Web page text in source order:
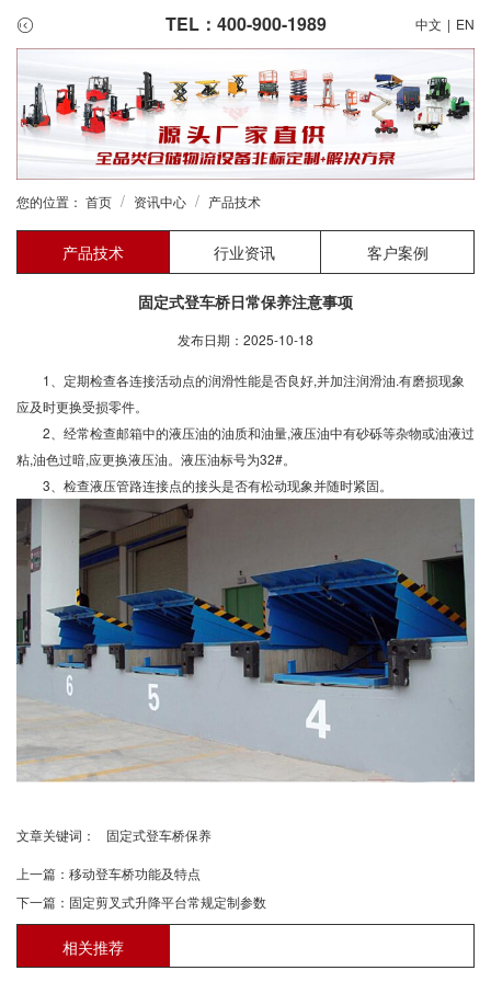
TEL：400-900-1989 中文 | EN
您的位置： 首页 / 资讯中心 / 产品技术
产品技术 行业资讯 客户案例
固定式登车桥日常保养注意事项
发布日期：2025-10-18
1、定期检查各连接活动点的润滑性能是否良好,并加注润滑油.有磨损现象
应及时更换受损零件。
2、经常检查邮箱中的液压油的油质和油量,液压油中有砂砾等杂物或油液过
粘,油色过暗,应更换液压油。液压油标号为32#。
3、检查液压管路连接点的接头是否有松动现象并随时紧固。
文章关键词： 固定式登车桥保养
上一篇： 移动登车桥功能及特点
下一篇： 固定剪叉式升降平台常规定制参数
相关推荐